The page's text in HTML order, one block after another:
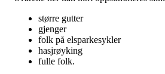
større gutter
gjenger
folk på elsparkesykler
hasjrøyking
fulle folk.